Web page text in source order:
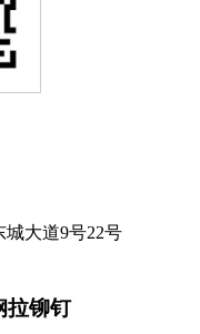
大道9号22号
拉铆钉